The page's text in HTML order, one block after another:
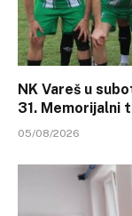
NK Vareš u
31. Memorijalni
05/08/2026